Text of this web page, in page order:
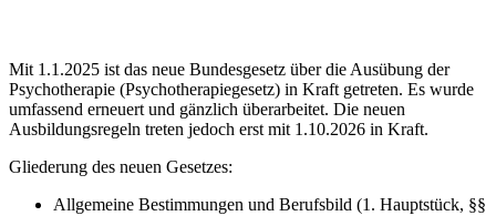
Mit 1.1.2025 ist das neue Bundesgesetz über die Ausübung der
Psychotherapie (Psychotherapiegesetz) in Kraft getreten. Es wurde
umfassend erneuert und gänzlich überarbeitet. Die neuen
Ausbildungsregeln treten jedoch erst mit 1.10.2026 in Kraft.
Gliederung des neuen Gesetzes:
Allgemeine Bestimmungen und Berufsbild (1. Hauptstück, §§